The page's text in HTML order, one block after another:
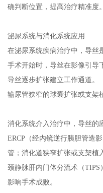
确判断位置，提高治疗精准度。
泌尿系统与消化系统应用
在泌尿系统疾病治疗中，导丝
手术开始时，导丝在影像引导
导丝逐步扩张建立工作通道。
输尿管狭窄的球囊扩张或支架
消化系统介入治疗中，导丝的
ERCP（经内镜逆行胰胆管造
管；消化道狭窄扩张或支架植
颈静脉肝内门体分流术（
影响手术成败。